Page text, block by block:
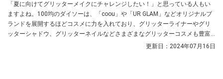
「夏に向けてグリッターメイクにチャレンジしたい！」と思っている人もい
ますよね。100均のダイソーは、「coou」や「UR GLAM」などオリジナルブ
ランドを展開するほどコスメに力を入れており、グリッターライナーやグリ
ッターシャドウ、グリッターネイルなどさまざまなグリッターコスメも豊富
に揃います。値段は110円～330円（税込）の超プチプラ価格で、はじめてグ
更新日： 2024年07月16日